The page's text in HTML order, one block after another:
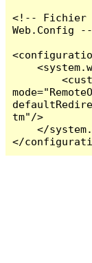
<!-- Fichier
Web.Config
    <system.web>
        <customErrors
tm"/>
    </system.web>
</